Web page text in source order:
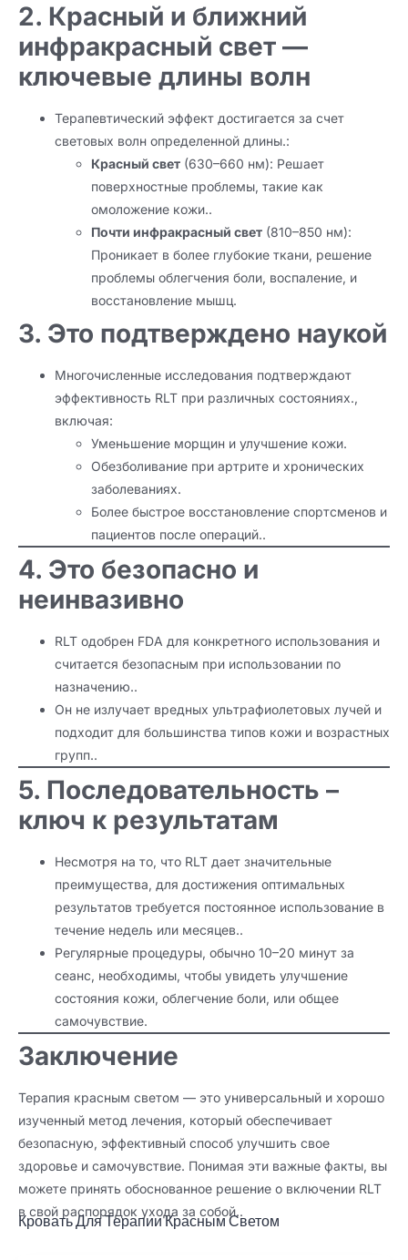
2. Красный и ближний
инфракрасный свет —
ключевые длины волн
Терапевтический эффект достигается за счет
световых волн определенной длины.:
Красный свет (630–660 нм): Решает
поверхностные проблемы, такие как
омоложение кожи..
Почти инфракрасный свет (810–850 нм):
Проникает в более глубокие ткани, решение
проблемы облегчения боли, воспаление, и
восстановление мышц.
3. Это подтверждено наукой
Многочисленные исследования подтверждают
эффективность RLT при различных состояниях.,
включая:
Уменьшение морщин и улучшение кожи.
Обезболивание при артрите и хронических
заболеваниях.
Более быстрое восстановление спортсменов и
пациентов после операций..
4. Это безопасно и
неинвазивно
RLT одобрен FDA для конкретного использования и
считается безопасным при использовании по
назначению..
Он не излучает вредных ультрафиолетовых лучей и
подходит для большинства типов кожи и возрастных
групп..
5. Последовательность –
ключ к результатам
Несмотря на то, что RLT дает значительные
преимущества, для достижения оптимальных
результатов требуется постоянное использование в
течение недель или месяцев..
Регулярные процедуры, обычно 10–20 минут за
сеанс, необходимы, чтобы увидеть улучшение
состояния кожи, облегчение боли, или общее
самочувствие.
Заключение
Терапия красным светом — это универсальный и хорошо
изученный метод лечения, который обеспечивает
безопасную, эффективный способ улучшить свое
здоровье и самочувствие. Понимая эти важные факты, вы
можете принять обоснованное решение о включении RLT
в свой распорядок ухода за собой..
Кровать Для Терапии Красным Светом